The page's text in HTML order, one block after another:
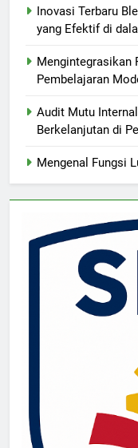
Inovasi Terbaru
yang Efektif di
Mengintegrasikan
Pembelajaran
Audit Mutu
Berkelanjutan di
Mengenal Fungsi